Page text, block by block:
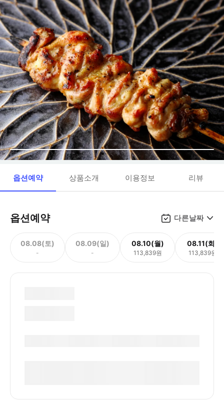
옵션예약 상품소개 이용정보 리뷰
옵션예약 다른날짜
08.08(토)
-
08.09(일)
-
08.10(월)
113,839원
08.11(화)
113,839원